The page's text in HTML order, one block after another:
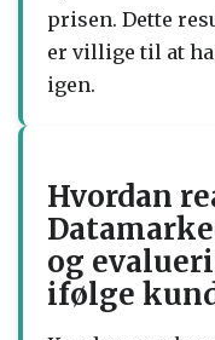
prisen. Dette
er villige til at
igen.
Hvordan
og
ifølge